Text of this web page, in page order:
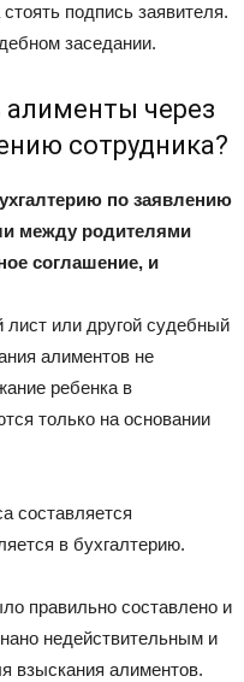
подпись заявителя.
заседании.
через
сотрудника?
по заявлению
между родителями
соглашение, и
или другой судебный
алиментов не
ребенка в
только на основании
составляется
в бухгалтерию.
правильно составлено и
недействительным и
взыскания алиментов.